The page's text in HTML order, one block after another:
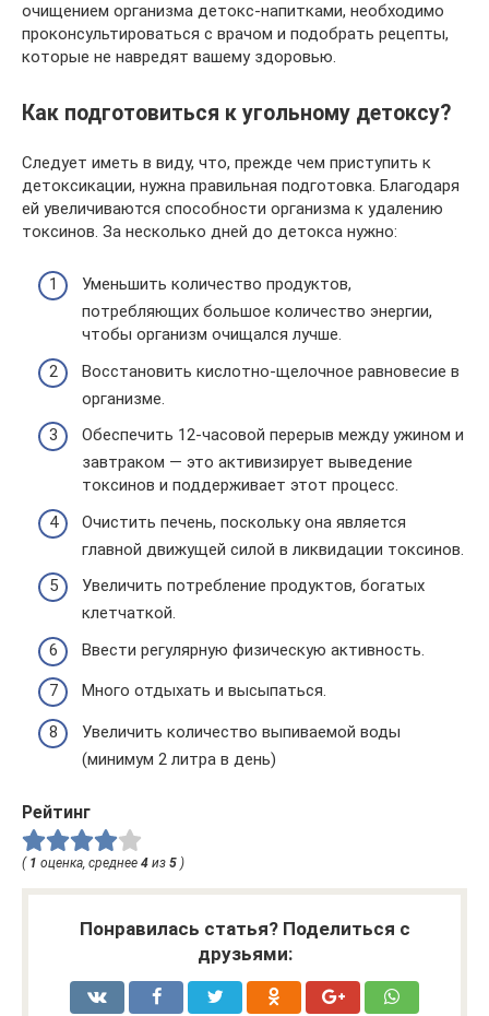
очищением организма детокс-напитками, необходимо
проконсультироваться с врачом и подобрать рецепты,
которые не навредят вашему здоровью.
Как подготовиться к угольному детоксу?
Следует иметь в виду, что, прежде чем приступить к
детоксикации, нужна правильная подготовка. Благодаря
ей увеличиваются способности организма к удалению
токсинов. За несколько дней до детокса нужно:
Уменьшить количество продуктов,
потребляющих большое количество энергии,
чтобы организм очищался лучше.
Восстановить кислотно-щелочное равновесие в
организме.
Обеспечить 12-часовой перерыв между ужином и
завтраком — это активизирует выведение
токсинов и поддерживает этот процесс.
Очистить печень, поскольку она является
главной движущей силой в ликвидации токсинов.
Увеличить потребление продуктов, богатых
клетчаткой.
Ввести регулярную физическую активность.
Много отдыхать и высыпаться.
Увеличить количество выпиваемой воды
(минимум 2 литра в день)
Рейтинг
( 1 оценка, среднее 4 из 5 )
Понравилась статья? Поделиться с
друзьями: